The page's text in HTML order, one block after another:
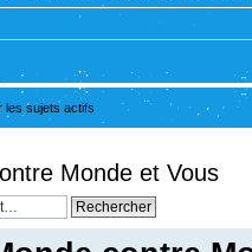
les sujets actifs
Monde et Vous